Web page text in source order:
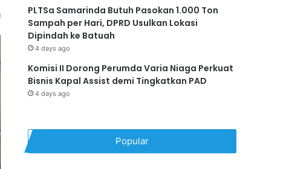
PLTSa Samarinda Butuh Pasokan 1.000 Ton
Sampah per Hari, DPRD Usulkan Lokasi
Dipindah ke Batuah
4 days ago
Komisi II Dorong Perumda Varia Niaga Perkuat
Bisnis Kapal Assist demi Tingkatkan PAD
4 days ago
Popular